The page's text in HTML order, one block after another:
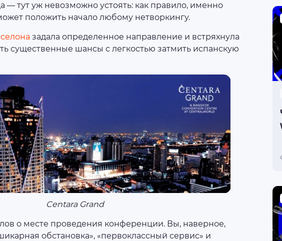
— тут уж невозможно устоять: как правило, именно
положить начало любому нетворкингу.
задала определенное направление и встряхнула
существенные шансы с легкостью затмить испанскую
Centara Grand
о месте проведения конференции. Вы, наверное,
обстановка», «первоклассный сервис» и